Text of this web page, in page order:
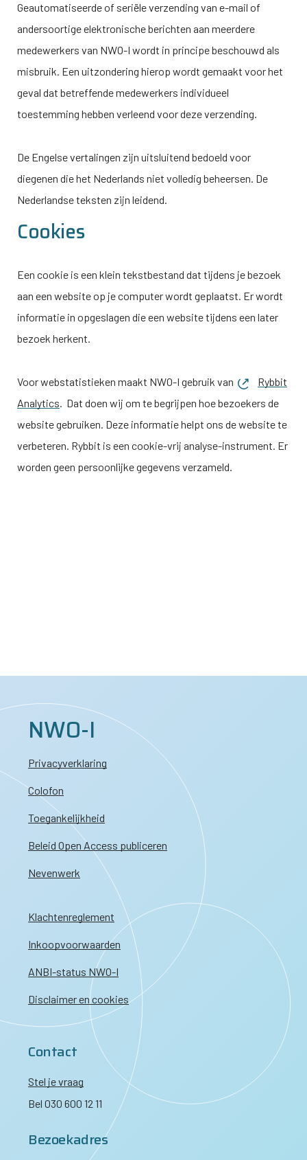
Geautomatiseerde of seriële verzending van e-mail of
andersoortige elektronische berichten aan meerdere
medewerkers van NWO-I wordt in principe beschouwd als
misbruik. Een uitzondering hierop wordt gemaakt voor het
geval dat betreffende medewerkers individueel
toestemming hebben verleend voor deze verzending.
De Engelse vertalingen zijn uitsluitend bedoeld voor
diegenen die het Nederlands niet volledig beheersen. De
Nederlandse teksten zijn leidend.
Cookies
Een cookie is een klein tekstbestand dat tijdens je bezoek
aan een website op je computer wordt geplaatst. Er wordt
informatie in opgeslagen die een website tijdens een later
bezoek herkent.
Voor webstatistieken maakt NWO-I gebruik van
Rybbit
Analytics. Dat doen wij om te begrijpen hoe bezoekers de
website gebruiken. Deze informatie helpt ons de website te
verbeteren. Rybbit is een cookie-vrij analyse-instrument. Er
worden geen persoonlijke gegevens verzameld.
NWO-I
Privacyverklaring
Colofon
Toegankelijkheid
Beleid Open Access publiceren
Nevenwerk
Klachtenreglement
Inkoopvoorwaarden
ANBI-status NWO-I
Disclaimer en cookies
Contact
Stel je vraag
Bel 030 600 12 11
Bezoekadres